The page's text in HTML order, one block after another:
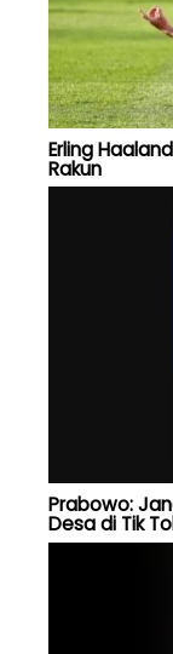
Erling
Rakun
Prabowo:
Desa di Tik